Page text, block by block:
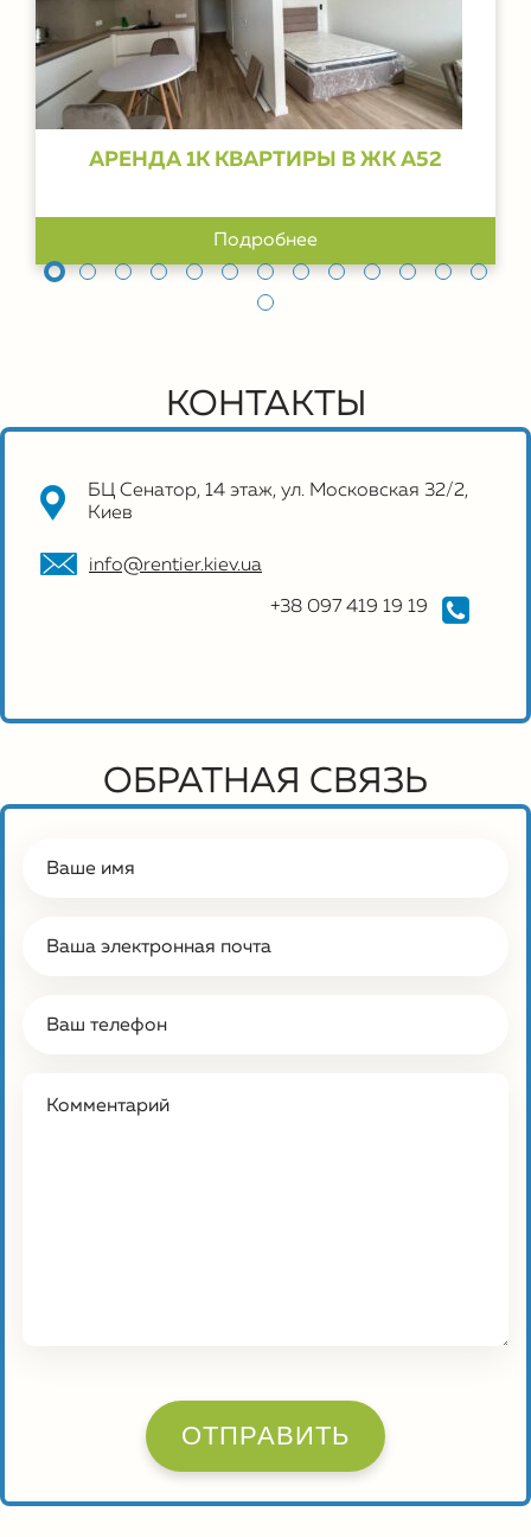
АРЕНДА 1К КВАРТИРЫ В ЖК А52
Подробнее
КОНТАКТЫ
БЦ Сенатор, 14 этаж, ул. Московская 32/2,
Киев
info@rentier.kiev.ua
+38 097 419 19 19
ОБРАТНАЯ СВЯЗЬ
ОТПРАВИТЬ